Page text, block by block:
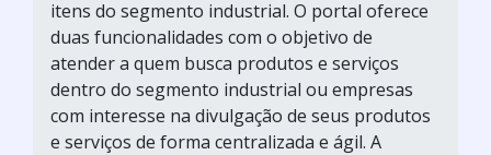
itens do segmento industrial. O portal oferece
duas funcionalidades com o objetivo de
atender a quem busca produtos e serviços
dentro do segmento industrial ou empresas
com interesse na divulgação de seus produtos
e serviços de forma centralizada e ágil. A